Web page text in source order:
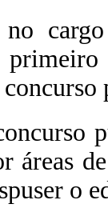
áreas
o